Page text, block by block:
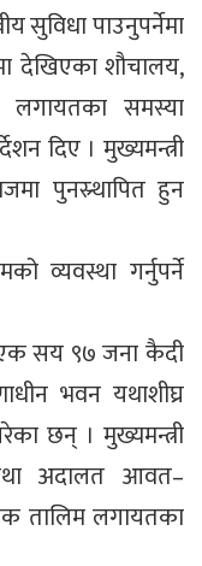
सुविधा पाउनुपर्नेमा
देखिएका शौचालय,
लगायतका समस्या
दिए । मुख्यमन्त्री
पुनस्र्थापित हुन
व्यवस्था गर्नुपर्ने
एक सय ९७ जना कैदी
भवन यथाशीघ्र
छन् । मुख्यमन्त्री
अदालत आवत–
तालिम लगायतका